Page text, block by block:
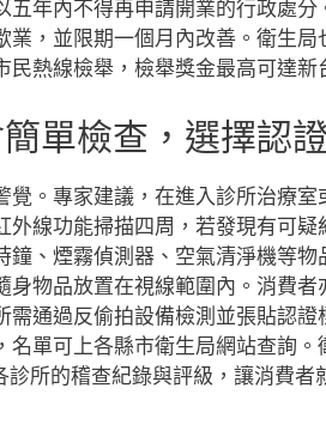
年內不得再申請開業的行政處
，並限期一個月內改善。衛生
熱線檢舉，檢舉獎金最高可達新
單檢查，選擇認
。專家建議，在進入診所治療
線功能掃描四周，若發現有可疑
鐘、煙霧偵測器、空氣清淨機等
物品放置在視線範圍內。消費者
通過反偷拍設備檢測並張貼認證
單可上各縣市衛生局網站查詢。
所的稽查紀錄與評級，讓消費者